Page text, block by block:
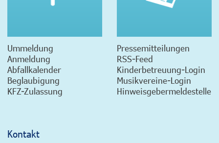
Ummeldung
Anmeldung
Abfallkalender
Beglaubigung
KFZ-Zulassung
Pressemitteilungen
RSS-Feed
Kinderbetreuung-Login
Musikvereine-Login
Hinweisgebermeldestelle
Kontakt